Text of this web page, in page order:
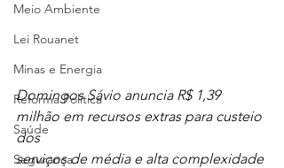
Meio Ambiente
Lei Rouanet
Minas e Energia
Reforma Política
Saúde
Segurança
Domingos Sávio anuncia R$ 1,39
milhão em recursos extras para custeio
dos
serviços de média e alta complexidade